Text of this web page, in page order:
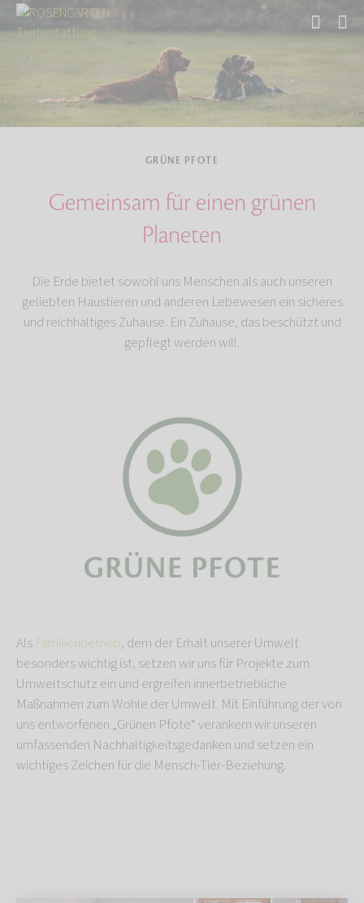
GRÜNE PFOTE
Gemeinsam für einen grünen
Planeten
Die Erde bietet sowohl uns Menschen als auch unseren
geliebten Haustieren und anderen Lebewesen ein sicheres
und reichhaltiges Zuhause. Ein Zuhause, das beschützt und
gepflegt werden will.
Als Familienbetrieb, dem der Erhalt unserer Umwelt
besonders wichtig ist, setzen wir uns für Projekte zum
Umweltschutz ein und ergreifen innerbetriebliche
Maßnahmen zum Wohle der Umwelt. Mit Einführung der von
uns entworfenen „Grünen Pfote“ verankern wir unseren
umfassenden Nachhaltigkeitsgedanken und setzen ein
wichtiges Zeichen für die Mensch-Tier-Beziehung.